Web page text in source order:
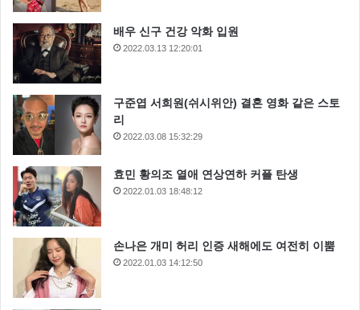
배우 신구 건강 악화 입원
2022.03.13 12:20:01
구준엽 서희원(쉬시위안) 결혼 영화 같은 스토
리
2022.03.08 15:32:29
효민 황의조 열애 연상연하 커플 탄생
2022.01.03 18:48:12
손나은 개미 허리 인증 새해에도 여전히 이뿜
2022.01.03 14:12:50